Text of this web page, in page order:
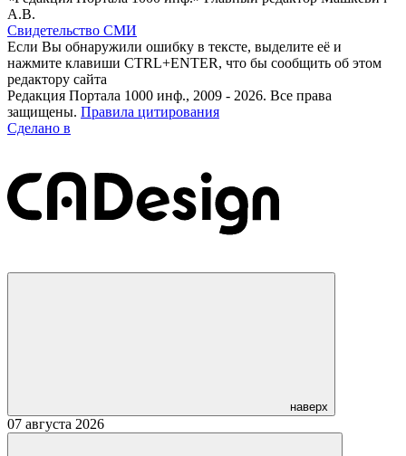
А.В.
Свидетельство СМИ
Если Вы обнаружили ошибку в тексте, выделите её и
нажмите клавиши CTRL+ENTER, что бы сообщить об этом
редактору сайта
Редакция Портала 1000 инф., 2009 - 2026. Все права
защищены. Правила цитирования
Сделано в
наверх
07 августа 2026